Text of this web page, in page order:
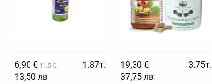
6,90 € 11.5 €
1.87т.
13,50 лв
19,30 €
3.75т.
37,75 лв